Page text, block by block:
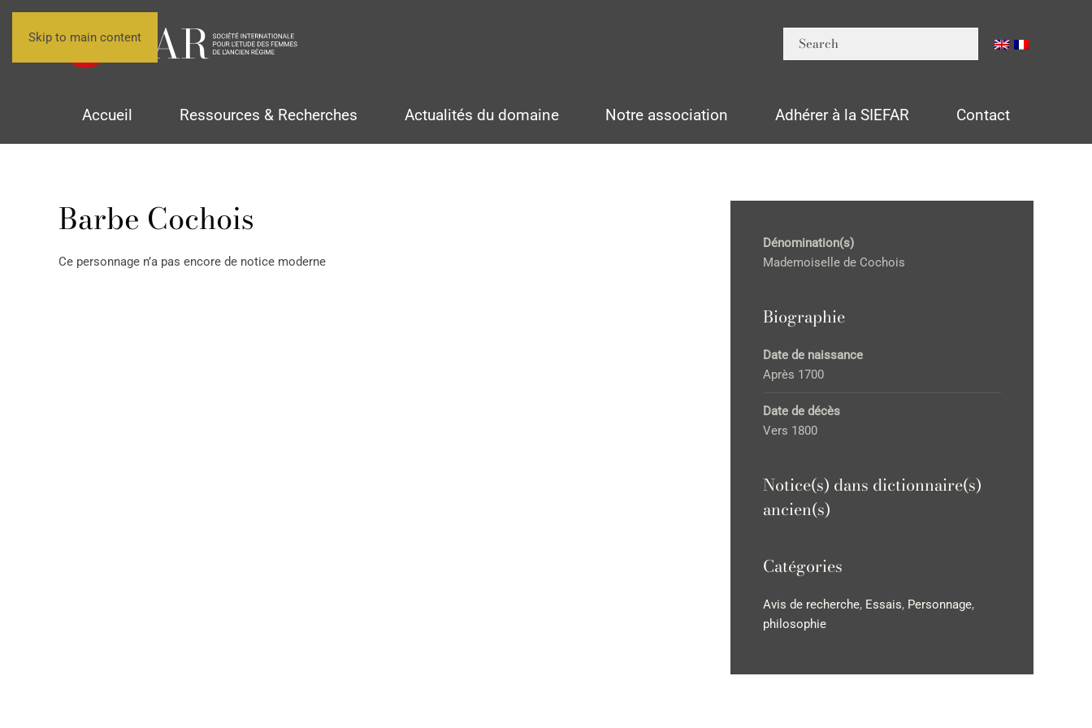
Skip to main content
Accueil Ressources & Recherches Actualités du domaine Notre association Adhérer à la SIEFAR Contact
Barbe Cochois
Ce personnage n’a pas encore de notice moderne
Dénomination(s)
Mademoiselle de Cochois
Biographie
Date de naissance
Après 1700
Date de décès
Vers 1800
Notice(s) dans dictionnaire(s)
ancien(s)
Catégories
Avis de recherche, Essais, Personnage,
philosophie